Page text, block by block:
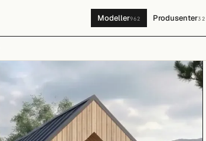
Modeller962 Produsenter32